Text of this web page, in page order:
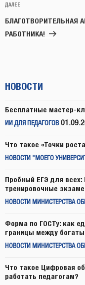
Следующая
запись
ДАЛЕЕ
БЛАГОТВОРИТЕЛЬНАЯ
РАБОТНИКА!
НОВОСТИ
Бесплатные мастер-
ИИ ДЛЯ ПЕДАГОГОВ
Что такое «Точки
НОВОСТИ "МОЕГО
Пробный ЕГЭ для
тренировочные
НОВОСТИ МИНИСТЕРСТВА
Форма по ГОСТу: как
границы между
НОВОСТИ МИНИСТЕРСТВА
Что такое Цифровая
работать педагогам?